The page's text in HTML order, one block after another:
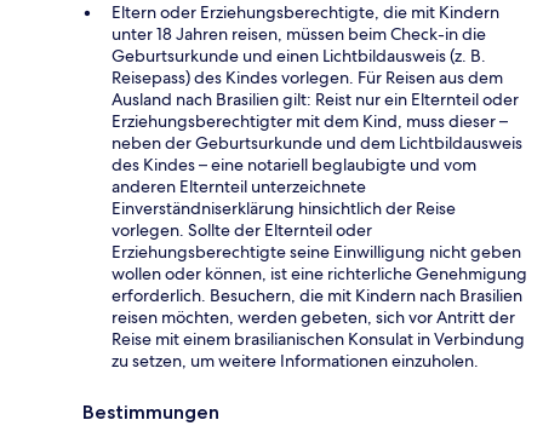
Eltern oder Erziehungsberechtigte, die mit Kindern
unter 18 Jahren reisen, müssen beim Check-in die
Geburtsurkunde und einen Lichtbildausweis (z. B.
Reisepass) des Kindes vorlegen. Für Reisen aus dem
Ausland nach Brasilien gilt: Reist nur ein Elternteil oder
Erziehungsberechtigter mit dem Kind, muss dieser –
neben der Geburtsurkunde und dem Lichtbildausweis
des Kindes – eine notariell beglaubigte und vom
anderen Elternteil unterzeichnete
Einverständniserklärung hinsichtlich der Reise
vorlegen. Sollte der Elternteil oder
Erziehungsberechtigte seine Einwilligung nicht geben
wollen oder können, ist eine richterliche Genehmigung
erforderlich. Besuchern, die mit Kindern nach Brasilien
reisen möchten, werden gebeten, sich vor Antritt der
Reise mit einem brasilianischen Konsulat in Verbindung
zu setzen, um weitere Informationen einzuholen.
Bestimmungen